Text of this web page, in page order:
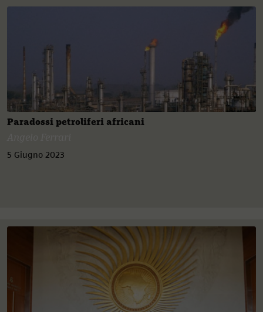
Paradossi petroliferi africani
5 Giugno 2023